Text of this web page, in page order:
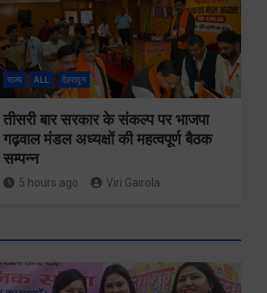
राज्य ALL देहरादून
तीसरी बार सरकार के संकल्प पर भाजपा
गढ़वाल मंडल अध्यक्षों की महत्वपूर्ण बैठक
सम्पन्न
5 hours ago Viri Gairola